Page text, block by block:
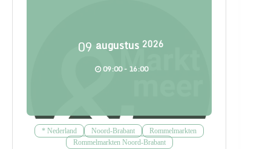
09 augustus 2026
09:00 - 16:00
* Nederland Noord-Brabant
Rommelmarkten
Rommelmarkten Noord-Brabant